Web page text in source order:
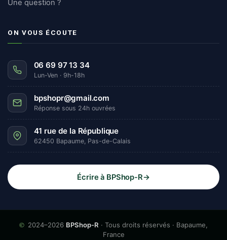
Une question ?
ON VOUS ÉCOUTE
06 69 97 13 34
Lun-Ven · 9h-18h
bpshopr@gmail.com
Réponse sous 24h ouvrées
41 rue de la République
62450 Bapaume, Pas-de-Calais
Écrire à BPShop-R→
© 2024–2026 BPShop-R · Tous droits réservés · Bapaume,
France